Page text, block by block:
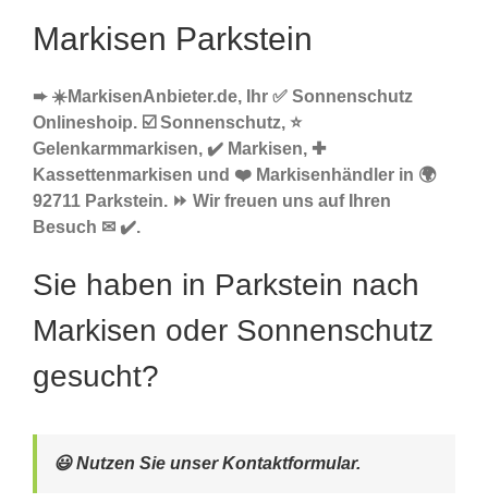
Markisen Parkstein
➨ ☀️MarkisenAnbieter.de, Ihr ✅ Sonnenschutz
Onlineshoip. ☑️ Sonnenschutz, ⭐
Gelenkarmmarkisen, ✔️ Markisen, ✚
Kassettenmarkisen und ❤️ Markisenhändler in 🌍
92711 Parkstein. ⏩ Wir freuen uns auf Ihren
Besuch ✉ ✔️.
Sie haben in Parkstein nach
Markisen oder Sonnenschutz
gesucht?
😃 Nutzen Sie unser Kontaktformular.